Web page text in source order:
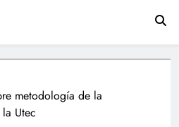
metodología de la
Utec